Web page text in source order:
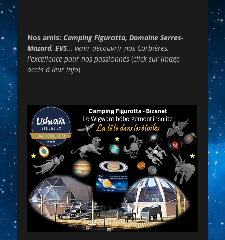
Nos amis: Camping Figurotta, Domaine Serres-
Mazard, EVS... venir découvrir nos Corbières,
l'excellence pour nos passionnés (click sur image
accès à leur info)